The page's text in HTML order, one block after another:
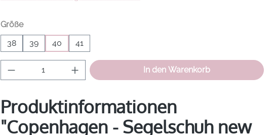
Größeauswählen
38
39 40 41
Produkt Anzahl: Gib den gewünschten Wert
In den Warenkorb
Produktinformationen
"Copenhagen - Segelschuh new